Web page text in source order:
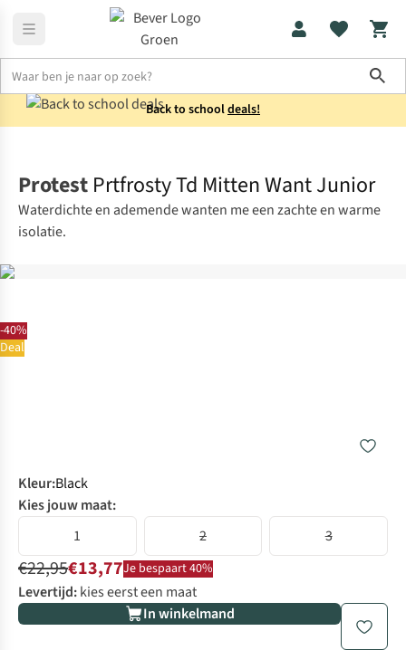
Back to schooldeals!
-40%
Deal
Protest Prtfrosty Td Mitten Want Junior
Waterdichte en ademende wanten me een zachte en warme
isolatie.
Kleur:Black
Kies jouw maat:
1
2 3
€22,95€13,77Je bespaart 40%
Levertijd:kies eerst een maat
In winkelmand